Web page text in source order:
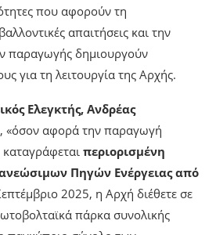
να παραμένει
αδυναμίες στη διαχείριση
μηχανισμών
που αφορούν τη
απαιτήσεις και την
παραγωγής δημιουργούν
για τη λειτουργία της Αρχής.